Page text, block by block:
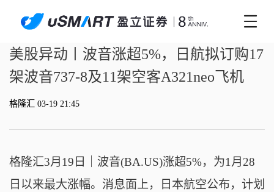
美股异动丨波音涨超5%，日航拟订购17
架波音737-8及11架空客A321neo飞机
格隆汇 03-19 21:45
格隆汇3月19日｜波音(BA.US)涨超5%，为1月28
日以来最大涨幅。消息面上，日本航空公布，计划